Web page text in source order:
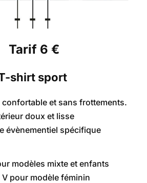
Tarif 6 €
shirt sport
et sans frottements.
doux et lisse
évènementiel spécifique
modèles mixte et enfants
V pour modèle féminin